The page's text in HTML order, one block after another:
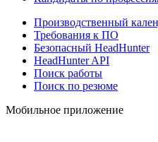
Производственный
Требования к ПО
Безопасный HeadHunter
HeadHunter API
Поиск работы
Поиск по резюме
Мобильное приложение